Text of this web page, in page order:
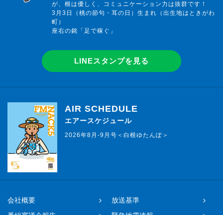
が、根は優しく、コミュニケーション力は抜群です！
3月3日（桃の節句・耳の日）生まれ（出生地はときがわ
町）
座右の銘「足で稼ぐ」
LINEスタンプを見る
AIR SCHEDULE
エアースケジュール
2026年8月-9月号＜白根ゆたんぽ＞
会社概要
放送基準